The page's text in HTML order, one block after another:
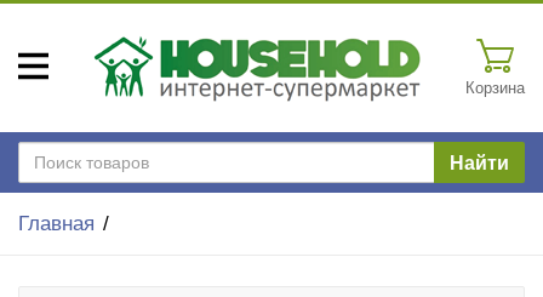
Корзина
Найти
Главная